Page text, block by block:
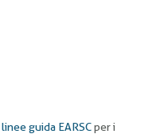
linee guida EARSCper i